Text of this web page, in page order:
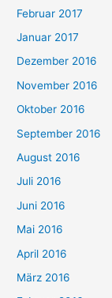
Februar 2017
Januar 2017
Dezember 2016
November 2016
Oktober 2016
September 2016
August 2016
Juli 2016
Juni 2016
Mai 2016
April 2016
März 2016